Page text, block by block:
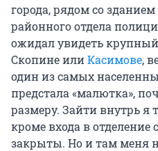
города, рядом со
районного отдела
ожидал увидеть
Скопине илиКасимове,
один из самых
предстала «малютка»,
размеру. Зайти внутрь я
кроме входа в
закрыты. Но и там меня